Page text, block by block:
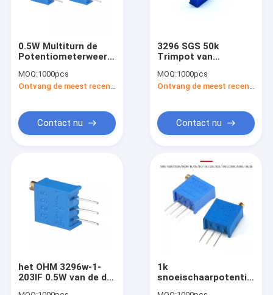
0.5W Multiturn de
Potentiometerweerstand
Snoeischaarpotentiometer
10k 3296w
MOQ:1000pcs
Contact nu
3296 SGS 50k
Trimpot van
Regelbaar Cermet
MOQ:1000pcs
Contact nu
het OHM 3296w-1-
203IF 0.5W van de de
1k